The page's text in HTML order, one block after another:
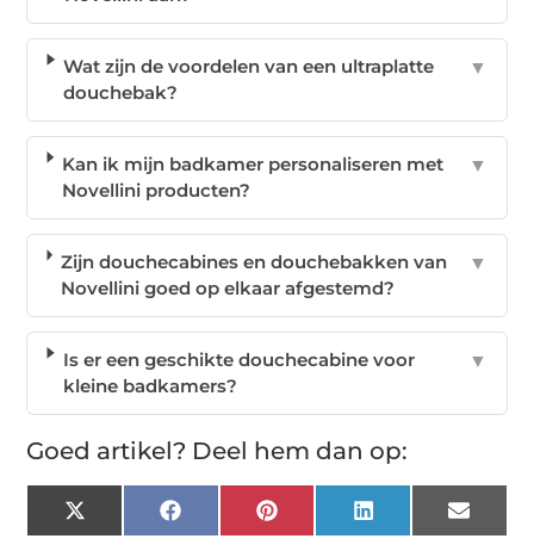
Wat zijn de voordelen van een ultraplatte
douchebak?
▼
Kan ik mijn badkamer personaliseren met
Novellini producten?
▼
Zijn douchecabines en douchebakken van
Novellini goed op elkaar afgestemd?
▼
Is er een geschikte douchecabine voor
kleine badkamers?
▼
Goed artikel? Deel hem dan op:
X
(Twitter)
FacebookPinterest LinkedIn Email